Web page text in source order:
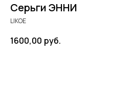
Серьги ЭННИ
LIKOE
1600,00 руб.